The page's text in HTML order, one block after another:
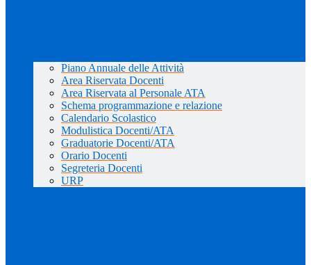
Piano Annuale delle Attività
Area Riservata Docenti
Area Riservata al Personale ATA
Schema programmazione e relazione
Calendario Scolastico
Modulistica Docenti/ATA
Graduatorie Docenti/ATA
Orario Docenti
Segreteria Docenti
URP